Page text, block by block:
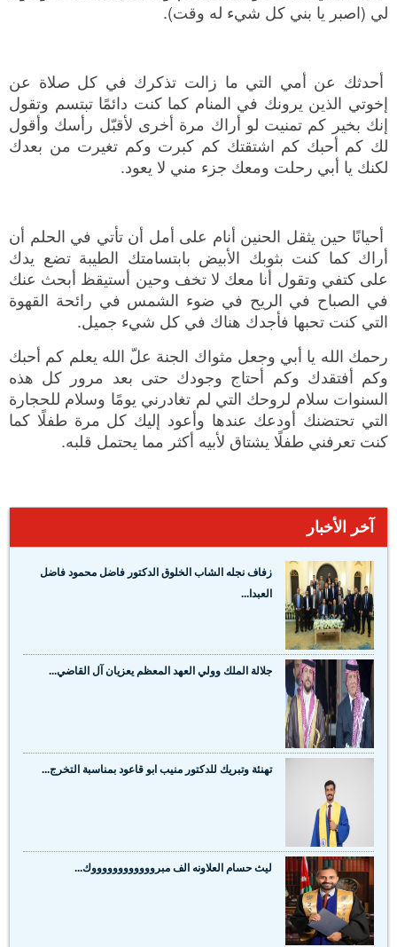
لي (اصبر يا بني كل شيء له وقت).
أحدثك عن أمي التي ما زالت تذكرك في كل صلاة عن
إخوتي الذين يرونك في المنام كما كنت دائمًا تبتسم وتقول
إنك بخير كم تمنيت لو أراك مرة أخرى لأقبّل رأسك وأقول
لك كم أحبك كم اشتقتك كم كبرت وكم تغيرت من بعدك
لكنك يا أبي رحلت ومعك جزء مني لا يعود.
أحيانًا حين يثقل الحنين أنام على أمل أن تأتي في الحلم أن
أراك كما كنت بثوبك الأبيض بابتسامتك الطيبة تضع يدك
على كتفي وتقول أنا معك لا تخف وحين أستيقظ أبحث عنك
في الصباح في الريح في ضوء الشمس في رائحة القهوة
التي كنت تحبها فأجدك هناك في كل شيء جميل.
رحمك الله يا أبي وجعل مثواك الجنة علّ الله يعلم كم أحبك
وكم أفتقدك وكم أحتاج وجودك حتى بعد مرور كل هذه
السنوات سلام لروحك التي لم تغادرني يومًا وسلام للحجارة
التي تحتضنك أودعك عندها وأعود إليك كل مرة طفلًا كما
كنت تعرفني طفلًا يشتاق لأبيه أكثر مما يحتمل قلبه.
آخر الأخبار
زفاف نجله الشاب الخلوق الدكتور فاضل محمود فاضل
العبدا...
جلالة الملك وولي العهد المعظم يعزيان آل القاضي...
تهنئة وتبريك للدكتور منيب ابو قاعود بمناسبة التخرج...
ليث حسام العلاونه الف مبرووووووووووووك...